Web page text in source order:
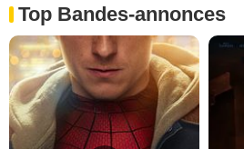
Top Bandes-annonces